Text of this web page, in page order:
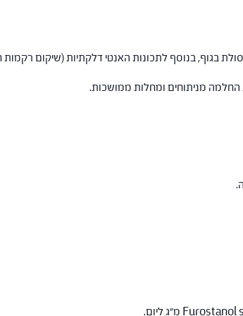
בגוף, בנוסף לתכונות האנטי דלקתיות (שיקום רקמות
החלמה מניתוחים ומחלות ממושכות.